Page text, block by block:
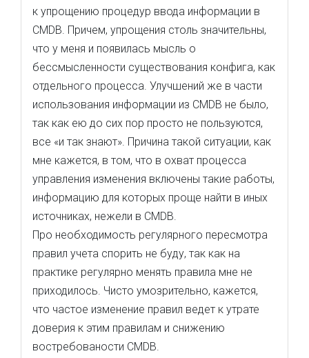
к упрощению процедур ввода информации в
CMDB. Причем, упрощения столь значительны,
что у меня и появилась мысль о
бессмысленности существования конфига, как
отдельного процесса. Улучшений же в части
использования информации из CMDB не было,
так как ею до сих пор просто не пользуются,
все «и так знают». Причина такой ситуации, как
мне кажется, в том, что в охват процесса
управления изменения включены такие работы,
информацию для которых проще найти в иных
источниках, нежели в CMDB.
Про необходимость регулярного пересмотра
правил учета спорить не буду, так как на
практике регулярно менять правила мне не
приходилось. Чисто умозрительно, кажется,
что частое изменение правил ведет к утрате
доверия к этим правилам и снижению
востребованости CMDB.